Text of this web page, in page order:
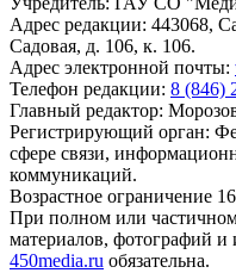
Адрес редакции: 443068,
Садовая, д. 106, к. 106.
Адрес электронной почты:
Телефон редакции: 8 (846)
Главный редактор:
Регистрирующий орган:
сфере связи,
коммуникаций.
Возрастное ограничение
При полном или
материалов, фотографий
450media.ru обязательна.